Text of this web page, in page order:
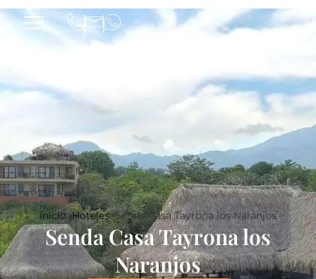
Inicio>Hoteles>Senda Casa Tayrona los Naranjos
Senda Casa Tayrona los
Naranjos